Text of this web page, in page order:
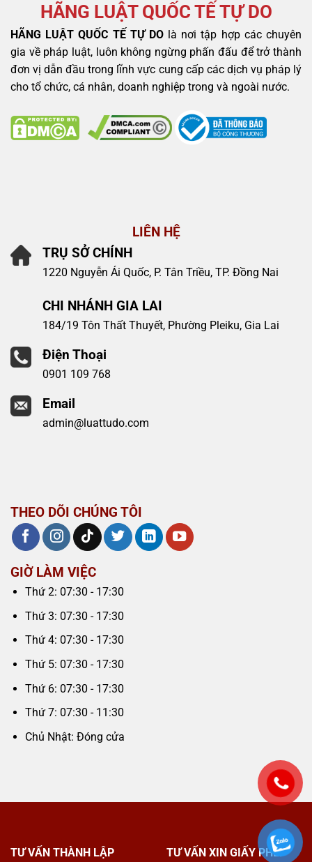
HÃNG LUẬT QUỐC TẾ TỰ DO
HÃNG LUẬT QUỐC TẾ TỰ DOlà nơi tập hợp các chuyên
gia về pháp luật, luôn không ngừng phấn đấu để trở thành
đơn vị dẫn đầu trong lĩnh vực cung cấp các dịch vụ pháp lý
cho tổ chức, cá nhân, doanh nghiệp trong và ngoài nước.
LIÊN HỆ
TRỤ SỞ CHÍNH
1220 Nguyễn Ái Quốc, P. Tân Triều, TP. Đồng Nai
CHI NHÁNH GIA LAI
184/19 Tôn Thất Thuyết, Phường Pleiku, Gia Lai
Điện Thoại
0901 109 768
Email
admin@luattudo.com
THEO DÕI CHÚNG TÔI
GIỜ LÀM VIỆC
Thứ 2: 07:30 - 17:30
Thứ 3: 07:30 - 17:30
Thứ 4: 07:30 - 17:30
Thứ 5: 07:30 - 17:30
Thứ 6: 07:30 - 17:30
Thứ 7: 07:30 - 11:30
Chủ Nhật: Đóng cửa
TƯ VẤN THÀNH LẬP
TƯ VẤN XIN GIẤY PHÉP